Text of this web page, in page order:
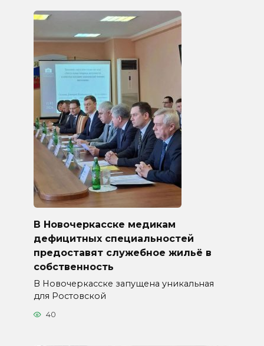
В Новочеркасске медикам
дефицитных специальностей
предоставят служебное жильё в
собственность
В Новочеркасске запущена уникальная
для Ростовской
40